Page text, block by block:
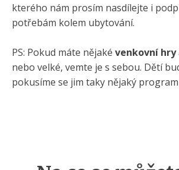
kterého nám prosím nasdílejte i
potřebám kolem ubytování.
PS: Pokud máte nějaké venkovní hry
nebo velké, vemte je s sebou. Dětí
pokusíme se jim taky nějaký program